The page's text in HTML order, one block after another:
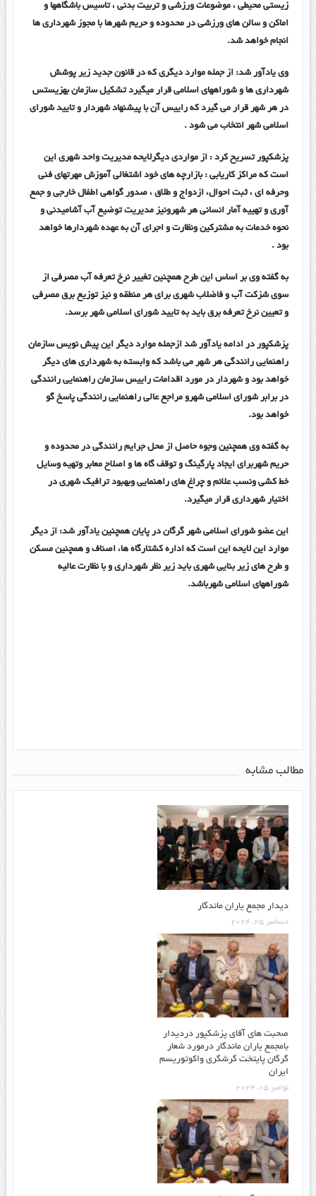
زیستی محیطی ، موضوعات ورزشی و تربیت بدنی ، تاسیس باشگاهها و
اماکن و سالن های ورزشی در محدوده و حریم شهرها با مجوز شهرداری ها
انجام خواهد شد.
وی یادآور شد: از جمله موارد دیگری که در قانون جدید زیر پوشش
شهرداری ها و شوراههای اسلامی قرار میگیرد تشکیل سازمان بهزیستس
در هر شهر قرار می گیرد که راییس آن با پیشنهاد شهردار و تایید شورای
اسلامی شهر انتخاب می شود .
پزشکپور تسریح کرد : از مواردی دیگرلایحه مدیریت واحد شهری این
است که مراکز کاریابی : بازارچه های خود اشتغالی آموزش مهرتهای فنی
وحرفه ای ، ثبت احوال، ازدواج و طلاق ، صدور گواهی اطفال خارجی و جمع
آوری و تهییه آمار انسانی هر شهرونیز مدیریت توضیع آب آشامیدنی و
نحوه خدمات به مشترکین ونظارت و اجرای آن به عهده شهردارها خواهد
بود .
به گفته وی بر اساس این طرح همچنین تغییر نرخ تعرفه آب مصرفی از
سوی شزکت آب و فاضلاب شهری برای هر منطقه و نیز توزیع برق مصرفی
و تعیین نرخ تعرفه برق باید به تایید شورای اسلامی شهر برسد.
پزشکپور در ادامه یادآور شد ازجمله موارد دیگر این پیش نویس سازمان
راهنمایی رانندگی هر شهر می باشد که وابسته به شهرداری های دیگر
خواهد بود و شهردار در مورد اقدامات راییس سازمان راهنمایی رانندگی
در برابر شورای اسلامی شهرو مراجع عالی راهنمایی رانندگی پاسخ گو
خواهد بود.
به گفته وی همچنین وجوه حاصل از محل جرایم رانندگی در محدوده و
حریم شهربرای ایجاد پارگینگ و توقف گاه ها و اصلاح معابر وتهیه وسایل
خط کشی ونسب علائم و چراغ های راهنمایی وبهبود ترافیک شهری در
اختیار شهرداری قرار میگیرد.
این عضو شورای اسلامی شهر گرگان در پایان همچنین یادآور شد: از دیگر
موارد این لایحه این است که اداره کشتارگاه ها، اصناف و همچنین مسکن
و طرح های زیر بنایی شهری باید زیر نظر شهرداری و با نظارت عالیه
شوراههای اسلامی شهرباشد.
مطالب مشابه
دیدار مجمع یاران ماندگار
دسامبر 25, 2024
صحبت های آقای پزشکپور دردیدار
بامجمع یاران ماندگار درمورد شعار
گرگان پایتخت گرشگری واکوتوریسم
ایران
نوامبر 05, 2024